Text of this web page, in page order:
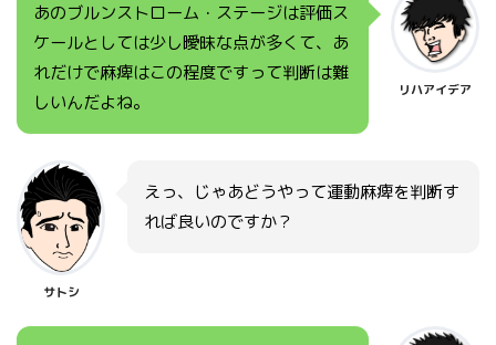
あのブルンストローム・ステージは評価ス
ケールとしては少し曖昧な点が多くて、あ
れだけで麻痺はこの程度ですって判断は難
しいんだよね。
リハアイデア
サトシ
えっ、じゃあどうやって運動麻痺を判断す
れば良いのですか？